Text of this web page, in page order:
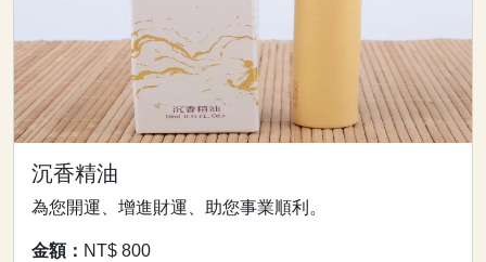
沉香精油
為您開運、增進財運、助您事業順利。
金額： NT$ 800